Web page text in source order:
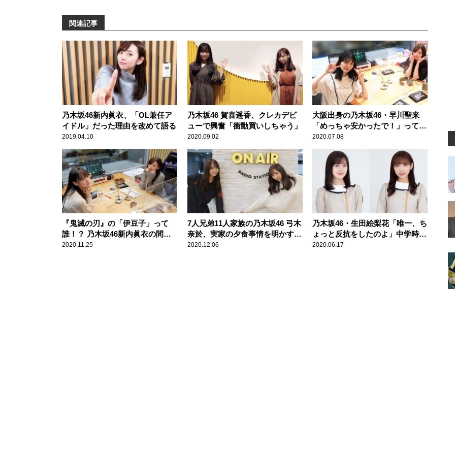
関連記事
乃木坂46新内眞衣、「OL兼任ア
イドル」だった理由を改めて語る
2019.04.10
乃木坂46 賀喜遥香、クレカデビ
ューで興奮「衝動買いしちゃう」
2020.09.02
大阪出身の乃木坂46・早川聖来
「めっちゃ安かったで！」って言
っちゃうのを直したい！
2020.07.08
『鬼滅の刃』の「伊豆子」って
誰！？ 乃木坂46新内眞衣の間違
えぶりに、賀喜遥香が苦笑
2020.11.25
7人兄弟11人家族の乃木坂46 弓木
奈於、実家の夕食事情を明かす
「全員揃うのはクリスマスとかお
2020.12.06
乃木坂46・生田絵梨花「唯一、ち
ょっと反抗をしたのよ」中学時代
の修学旅行での“サボり”を告白
2020.06.17